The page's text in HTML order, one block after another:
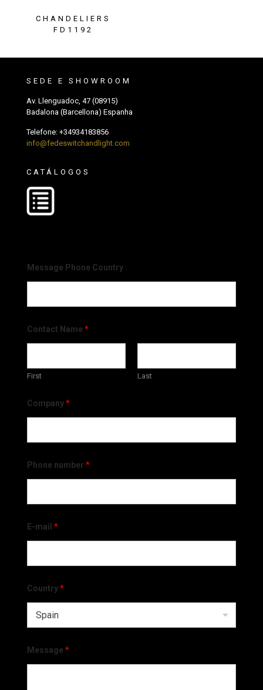
CHANDELIERS
FD1192
SEDE E SHOWROOM
Av. Llenguadoc, 47 (08915)
Badalona (Barcellona) Espanha
Telefone: +34934183856
info@fedeswitchandlight.com
CATÁLOGOS
Message Phone Country
Contact Name *
First Last
Company*
Phone number *
E-mail *
Country*
Message *